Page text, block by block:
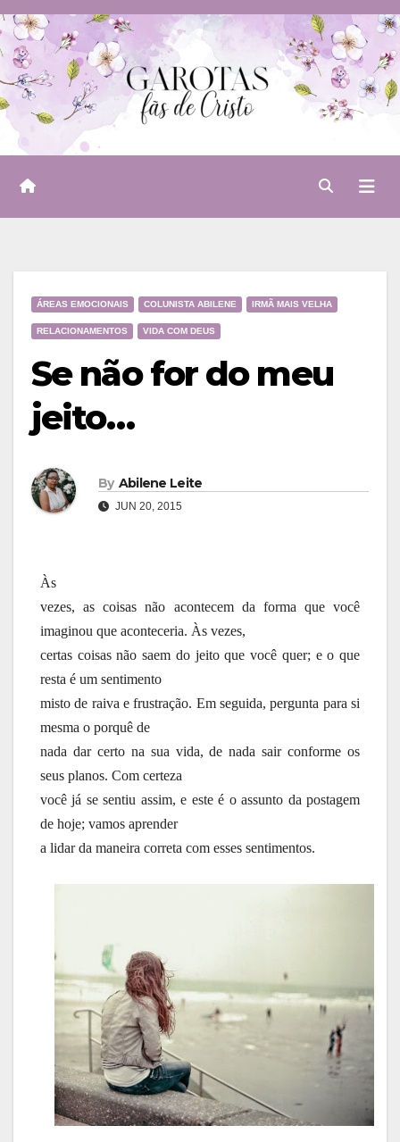
Skip
to
content
ÁREAS EMOCIONAIS COLUNISTA ABILENE IRMÃ MAIS VELHA
RELACIONAMENTOS VIDA COM DEUS
Se não for do meu
jeito…
By Abilene Leite
JUN 20, 2015
Às
vezes, as coisas não acontecem da forma que você
imaginou que aconteceria. Às vezes,
certas coisas não saem do jeito que você quer; e o que
resta é um sentimento
misto de raiva e frustração. Em seguida, pergunta para si
mesma o porquê de
nada dar certo na sua vida, de nada sair conforme os
seus planos. Com certeza
você já se sentiu assim, e este é o assunto da postagem
de hoje; vamos aprender
a lidar da maneira correta com esses sentimentos.